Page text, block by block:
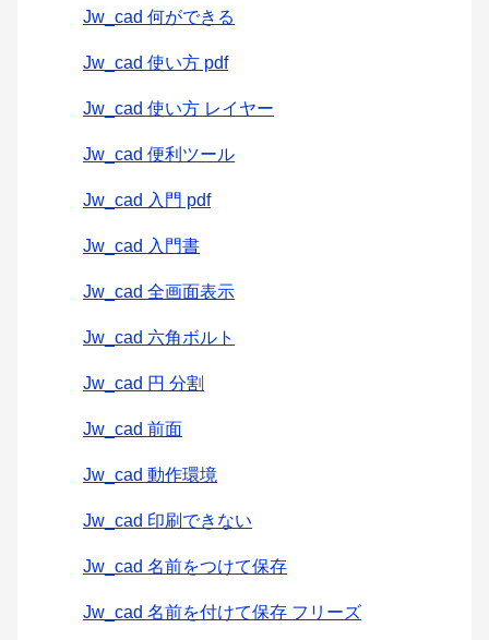
Jw_cad 何ができる
Jw_cad 使い方 pdf
Jw_cad 使い方 レイヤー
Jw_cad 便利ツール
Jw_cad 入門 pdf
Jw_cad 入門書
Jw_cad 全画面表示
Jw_cad 六角ボルト
Jw_cad 円 分割
Jw_cad 前面
Jw_cad 動作環境
Jw_cad 印刷できない
Jw_cad 名前をつけて保存
Jw_cad 名前を付けて保存 フリーズ